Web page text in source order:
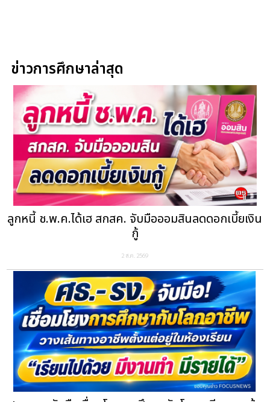
ข่าวการศึกษาล่าสุด
ลูกหนี้ ช.พ.ค.ได้เฮ สกสค. จับมือออมสินลดดอกเบี้ยเงิน
กู้
2 ส.ค. 2569